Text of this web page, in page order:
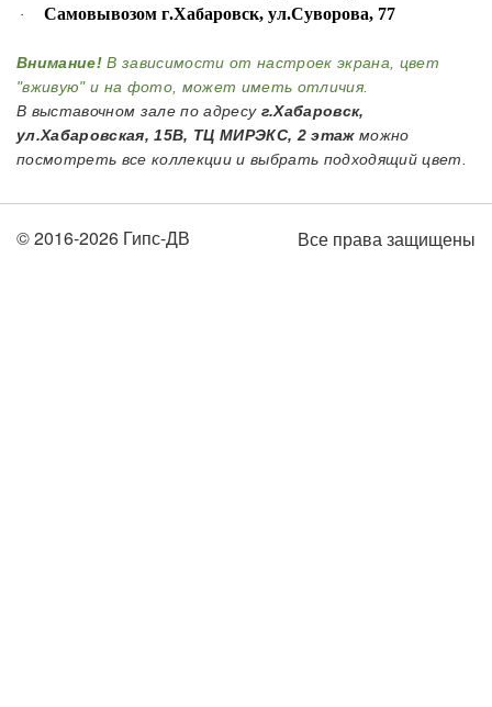
· Самовывозом г.Хабаровск, ул.Суворова, 77
Внимание! В зависимости от настроек экрана, цвет
"вживую" и на фото, может иметь отличия.
В выставочном зале по адресу г.Хабаровск,
ул.Хабаровская, 15В, ТЦ МИРЭКС, 2 этажможно
посмотреть все коллекции и выбрать подходящий цвет.
© 2016-2026 Гипс-ДВ Все права защищены